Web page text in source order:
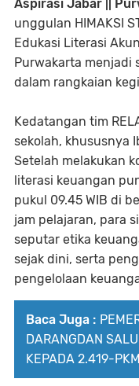
Aspirasi Jabar ||
unggulan HIMAKSI
Edukasi Literasi
Purwakarta menjadi
dalam rangkaian
Kedatangan tim
sekolah, khususnya
Setelah melakukan
literasi keuangan
pukul 09.45 WIB di
jam pelajaran, para
seputar etika
sejak dini, serta
pengelolaan
Baca Juga :
DARANGDAN
KEPADA 2.419-PKM